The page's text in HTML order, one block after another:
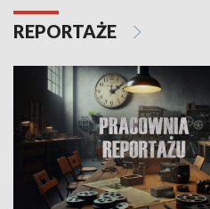
REPORTAŻE